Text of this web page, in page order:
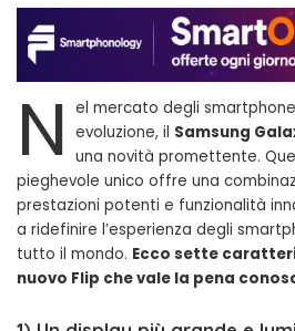
N el mercato degli
evoluzione, il Samsung
una novità promettente.
pieghevole unico offre una
prestazioni potenti e funzionalità
a ridefinire l’esperienza degli
tutto il mondo. Ecco sette
nuovo Flip che vale la pena